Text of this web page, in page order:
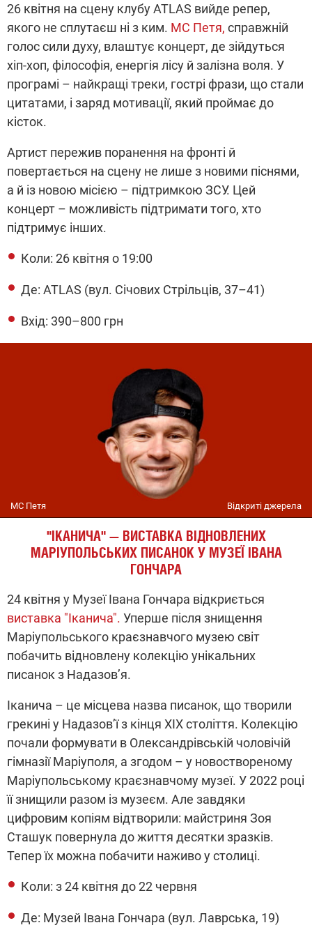
26 квітня на сцену клубу ATLAS вийде репер,
якого не сплутаєш ні з ким. MC Петя, справжній
голос сили духу, влаштує концерт, де зійдуться
хіп-хоп, філософія, енергія лісу й залізна воля. У
програмі – найкращі треки, гострі фрази, щостали
цитатами, і заряд мотивації, який проймає до
кісток.
Артист пережив поранення на фронті й
повертається на сцену не лише з новими піснями,
а й із новою місією – підтримкою ЗСУ. Цей
концерт – можливість підтримати того, хто
підтримує інших.
Коли: 26 квітня о 19:00
Де: ATLAS (вул. Січових Стрільців, 37–41)
Вхід: 390–800 грн
MC Петя Відкриті джерела
"ІКАНИЧА"— ВИСТАВКА ВІДНОВЛЕНИХ
МАРІУПОЛЬСЬКИХ ПИСАНОК У МУЗЕЇ ІВАНА
ГОНЧАРА
24 квітня у Музеї Івана Гончара відкриється
виставка "Іканича". Уперше після знищення
Маріупольського краєзнавчого музею світ
побачить відновлену колекцію унікальних
писанок з Надазов’я.
Іканича – це місцева назва писанок, що творили
грекині у Надазов’ї з кінця ХІХ століття. Колекцію
почали формувати в Олександрівській чоловічій
гімназії Маріуполя, а згодом – у новоствореному
Маріупольському краєзнавчому музеї. У 2022 році
її знищили разом із музеєм. Але завдяки
цифровим копіям відтворили: майстриня Зоя
Сташук повернула до життя десятки зразків.
Тепер їх можна побачити наживо у столиці.
Коли: з 24 квітня до 22 червня
Де: Музей Івана Гончара (вул. Лаврська, 19)